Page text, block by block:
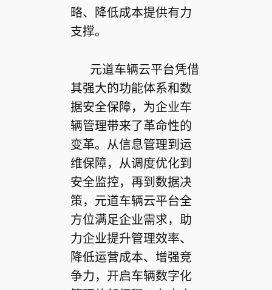
略、降低成本提供有力
支撑。
元道车辆云平台凭借
其强大的功能体系和数
据安全保障，为企业车
辆管理带来了革命性的
变革。从信息管理到运
维保障，从调度优化到
安全监控，再到数据决
策，元道车辆云平台全
方位满足企业需求，助
力企业提升管理效率、
降低运营成本、增强竞
争力，开启车辆数字化